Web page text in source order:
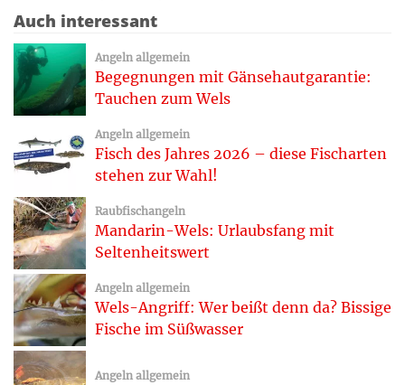
Auch interessant
Angeln allgemein
Begegnungen mit Gänsehautgarantie:
Tauchen zum Wels
Angeln allgemein
Fisch des Jahres 2026 – diese Fischarten
stehen zur Wahl!
Raubfischangeln
Mandarin-Wels: Urlaubsfang mit
Seltenheitswert
Angeln allgemein
Wels-Angriff: Wer beißt denn da? Bissige
Fische im Süßwasser
Angeln allgemein